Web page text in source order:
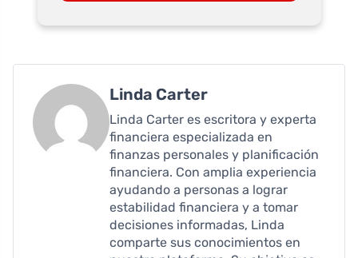
Linda Carter
Linda Carter es escritora y experta
financiera especializada en
finanzas personales y planificación
financiera. Con amplia experiencia
ayudando a personas a lograr
estabilidad financiera y a tomar
decisiones informadas, Linda
comparte sus conocimientos en